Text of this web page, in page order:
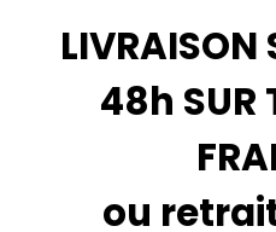
LIVRAISON
48h SUR
ou